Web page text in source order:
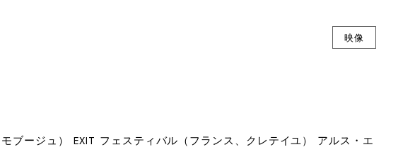
映像
ブージュ） EXIT フェスティバル（フランス、クレテイユ） アルス・エ